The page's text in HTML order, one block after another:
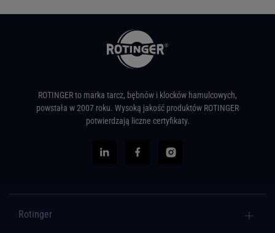
ROTINGER to marka tarcz, bębnów i klocków hamulcowych,
powstała w 2007 roku. Wysoką jakość produktów ROTINGER
potwierdzają liczne certyfikaty.
Rotinger